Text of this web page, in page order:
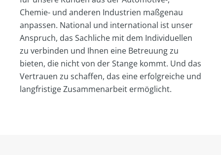
Chemie- und anderen Industrien maßgenau
anpassen. National und international ist unser
Anspruch, das Sachliche mit dem Individuellen
zu verbinden und Ihnen eine Betreuung zu
bieten, die nicht von der Stange kommt. Und das
Vertrauen zu schaffen, das eine erfolgreiche und
langfristige Zusammenarbeit ermöglicht.